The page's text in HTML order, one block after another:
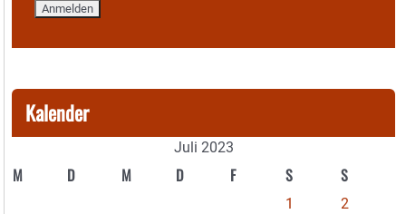
Kalender
Juli 2023
M D M D F S S
1
2